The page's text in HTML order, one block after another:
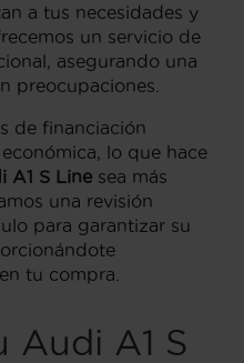
a tus necesidades y
un servicio de
asegurando una
preocupaciones.
de financiación
lo que hace
A1 S Line sea más
una revisión
para garantizar su
tu compra.
Audi A1 S